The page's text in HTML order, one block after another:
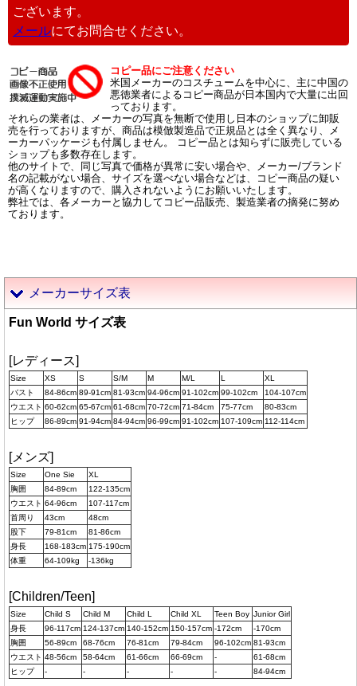
ございます。
メールにてお問合せください。
コピー品にご注意ください
米国メーカーのコスチュームを中心に、主に中国の
悪徳業者によるコピー商品が日本国内で大量に出回
っております。
それらの業者は、メーカーの写真を無断で使用し日本のショップに卸販
売を行っておりますが、商品は模倣製造品で正規品とは全く異なり、メ
ーカーパッケージも付属しません。 コピー品とは知らずに販売している
ショップも多数存在します。
他のサイトで、同じ写真で価格が異常に安い場合や、メーカー/ブランド
名の記載がない場合、サイズを選べない場合などは、コピー商品の疑い
が高くなりますので、購入されないようにお願いいたします。
弊社では、各メーカーと協力してコピー品販売、製造業者の摘発に努め
ております。
メーカーサイズ表
Fun World サイズ表
[レディース]
Size XS S S/M M M/L L
XL
バスト
84-86cm 89-91cm 81-93cm 94-96cm 91-102cm 99-102cm
104-107cm
ウエスト 60-62cm 65-67cm 61-68cm 70-72cm 71-84cm 75-77cm
80-83cm
ヒップ
86-89cm 91-94cm 84-94cm 96-99cm 91-102cm 107-109cm 112-114cm
[メンズ]
Size One Sie
XL
胸囲
84-89cm
122-135cm
ウエスト 64-96cm
107-117cm
首周り
43cm
48cm
股下
79-81cm
81-86cm
身長
168-183cm 175-190cm
体重
64-109kg -136kg
[Children/Teen]
Size Child S Child M Child L Child XL Teen Boy Junior Girl
身長
96-117cm 124-137cm 140-152cm 150-157cm -172cm
-170cm
胸囲
56-89cm 68-76cm 76-81cm 79-84cm 96-102cm 81-93cm
ウエスト 48-56cm 58-64cm 61-66cm 66-69cm -
61-68cm
ヒップ
- - - - - 84-94cm